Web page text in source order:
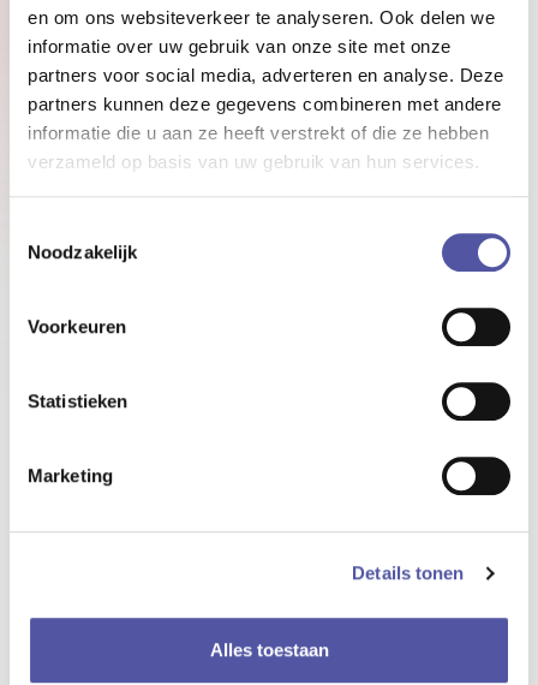
en om ons websiteverkeer te analyseren. Ook delen we
informatie over uw gebruik van onze site met onze
partners voor social media, adverteren en analyse. Deze
partners kunnen deze gegevens combineren met andere
informatie die u aan ze heeft verstrekt of die ze hebben
verzameld op basis van uw gebruik van hun services.
Noodzakelijk
Voorkeuren
Statistieken
Marketing
Details tonen
Alles toestaan
en dat bevalt goed.”